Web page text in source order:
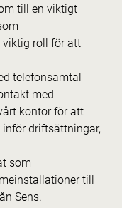
till en viktigt
viktig roll för att
telefonsamtal
med
kontor för att
driftsättningar,
som
till
Sens.